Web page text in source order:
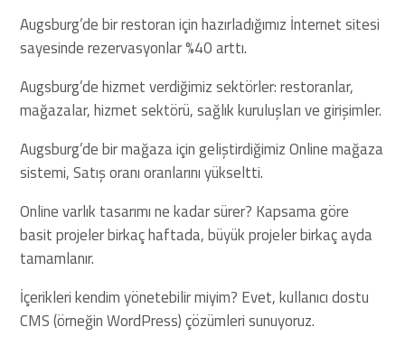
Augsburg’de bir restoran için hazırladığımız İnternet sitesi
sayesinde rezervasyonlar %40 arttı.
Augsburg’de hizmet verdiğimiz sektörler: restoranlar,
mağazalar, hizmet sektörü, sağlık kuruluşları ve girişimler.
Augsburg’de bir mağaza için geliştirdiğimiz Online mağaza
sistemi, Satış oranı oranlarını yükseltti.
Online varlık tasarımı ne kadar sürer? Kapsama göre
basit projeler birkaç haftada, büyük projeler birkaç ayda
tamamlanır.
İçerikleri kendim yönetebilir miyim? Evet, kullanıcı dostu
CMS (örneğin WordPress) çözümleri sunuyoruz.